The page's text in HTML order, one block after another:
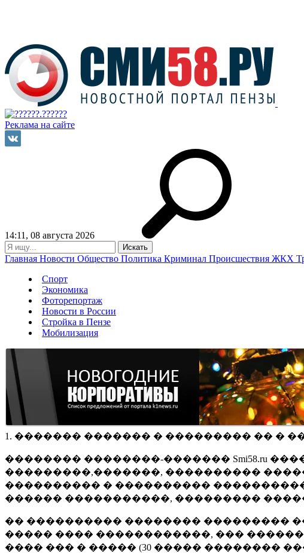
Реклама на сайте
14:11, 08 августа 2026
Главная Новости Общество Политика Криминал Происшествия ЖКХ
Спорт
Экономика
Фоторепортаж
Новости в России
Стройка в Пензе
Мобилизация
1. ������� ������� � ��������� �� �
�������� ��������-������� Smi58.ru
���������,�������, ����������
���������� � ����������
������ �����������, ���������
�� ���������� �������� ���������
����� ���� ������������, ���
���� ��� � ����� (30 ����� ��������